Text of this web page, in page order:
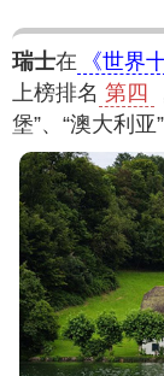
瑞士在 《世界
上榜排名 第四
堡”、“澳大利亚”